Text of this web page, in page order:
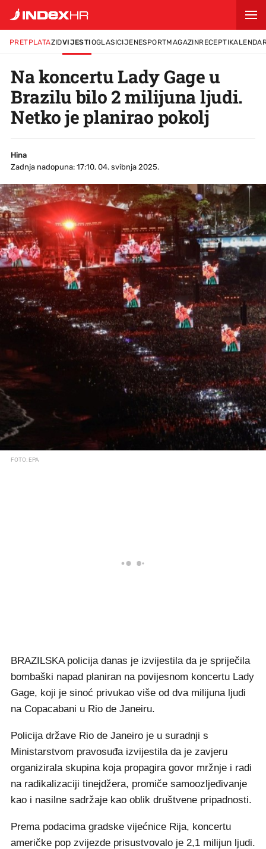
PRETPLATAZIDVIJESTIOGLASICIJENESPORTMAGAZINRECEPTI
Na koncertu Lady Gage u
Brazilu bilo 2 milijuna ljudi.
Netko je planirao pokolj
Hina
Zadnja nadopuna: 17:10, 04. svibnja 2025.
FOTO: EPA
BRAZILSKA policija danas je izvijestila da je spriječila
bombaški napad planiran na povijesnom koncertu Lady
Gage, koji je sinoć privukao više od dva milijuna ljudi
na Copacabani u Rio de Janeiru.
Policija države Rio de Janeiro je u suradnji s
Ministarstvom pravosuđa izvijestila da je zavjeru
organizirala skupina koja propagira govor mržnje i radi
na radikalizaciji tinejdžera, promiče samoozljeđivanje
kao i nasilne sadržaje kao oblik društvene pripadnosti.
Prema podacima gradske vijećnice Rija, koncertu
američke pop zvijezde prisustvovalo je 2,1 milijun ljudi.